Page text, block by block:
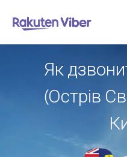
Як
(Острів